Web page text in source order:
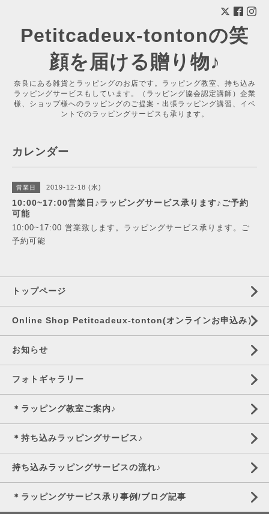
Petitcadeux-tontonの笑
顔を届ける贈り物♪
奈良にある雑貨とラッピングのお店です。ラッピング教室、持ち込み
ラッピングサービスもしています。（ラッピング協会認定講師）企業
様、ショップ様へのラッピングのご提案・出張ラッピング講習、イベ
ントでのラッピングサービスも承ります。
カレンダー
営業日 2019-12-18 (水)
10:00~17:00営業日♪ラッピングサービス承ります♪ご予約
可能
10:00~17:00 営業致します。ラッピングサービス承ります。ご
予約可能
トップページ
Online Shop Petitcadeux-tonton(オンラインお申込み）
お知らせ
フォトギャラリー
＊ラッピング教室ご案内♪
＊持ち込みラッピングサービス♪
持ち込みラッピングサービスの流れ♪
＊ラッピングサービス承り事例/ブログ記事